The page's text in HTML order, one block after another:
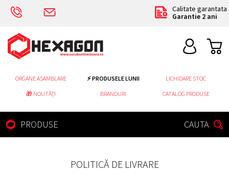
Calitate garantata
Garantie 2 ani
ORGANE ASAMBLARE ⚡ PRODUSELE LUNII
LICHIDARE STOC
🎁 NOUTĂȚI
BRANDURI CATALOG PRODUSE
PRODUSE CAUTA
POLITICĂ DE LIVRARE